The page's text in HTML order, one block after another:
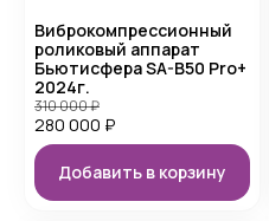
Виброкомпрессионный
роликовый аппарат
Бьютисфера SA-B50 Pro+
2024г.
280 000 ₽
310 000₽
Добавить в корзину